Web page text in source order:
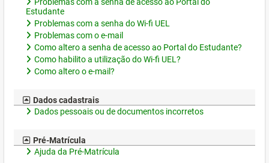
Estudante
Problemas com a senha do Wi-fi UEL
Problemas com o e-mail
Como altero a senha de acesso ao Portal do Estudante?
Como habilito a utilização do Wi-fi UEL?
Como altero o e-mail?
Dados cadastrais
Dados pessoais ou de documentos incorretos
Pré-Matrícula
Ajuda da Pré-Matrícula